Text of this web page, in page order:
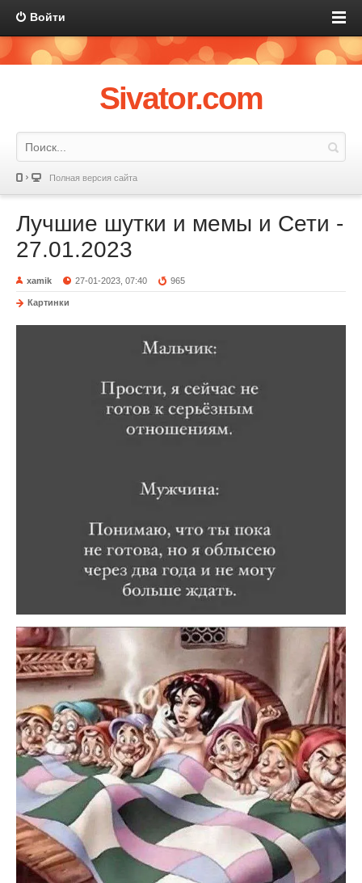
Войти
Sivator.com
Полная версия сайта
Лучшие шутки и мемы и Сети -
27.01.2023
xamik 27-01-2023, 07:40 965
Картинки